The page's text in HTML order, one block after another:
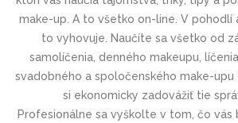
make-up. A to všetko on-line. V pohodlí
to vyhovuje. Naučíte sa všetko od
samolíčenia, denného makeupu,
svadobného a spoločenského make-upu
si ekonomicky zadovážiť tie
Profesionálne sa vyškolte v tom, čo vás